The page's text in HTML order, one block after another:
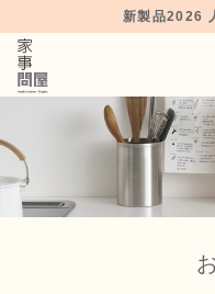
新製品2026